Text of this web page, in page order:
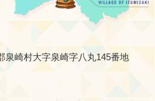
泉崎村大字泉崎字八丸145番地